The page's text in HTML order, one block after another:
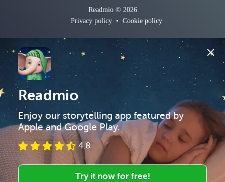
Readmio © 2026
Privacy policy • Cookie policy
Readmio
Enjoy our storytelling app featured by
Apple and Google Play.
4.8
Try it now for free!